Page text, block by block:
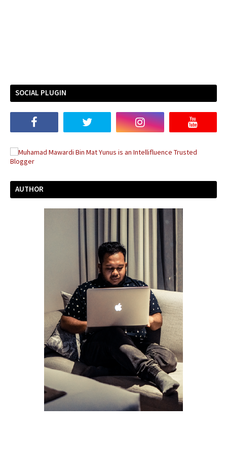
SOCIAL PLUGIN
AUTHOR